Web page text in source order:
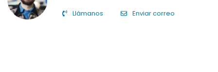
Llámanos Enviar correo